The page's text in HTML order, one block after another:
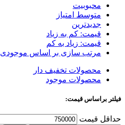
محبوبیت
متوسط امتیاز
جدیدترین
قیمت: کم به زیاد
قیمت: زیاد به کم
مرتب سازی بر اساس موجودی
محصولات تخفیف دار
محصولات موجود
فیلتر براساس قیمت:
حداقل قیمت